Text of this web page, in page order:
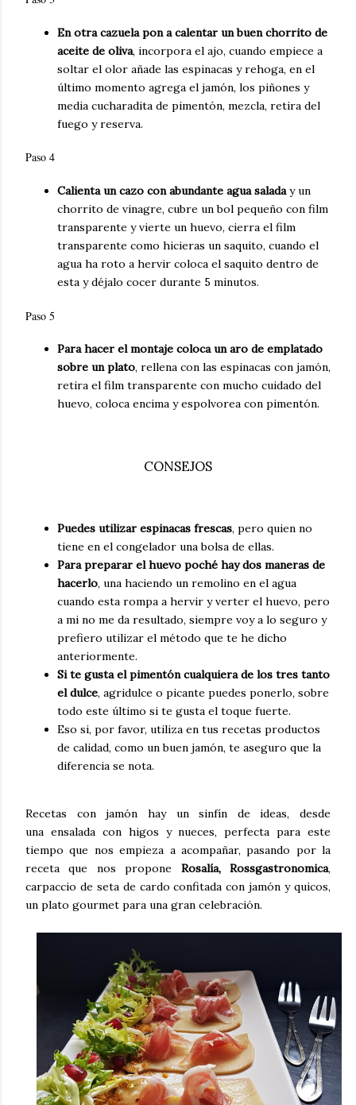
En otra cazuela pon a calentar un buen chorrito de
aceite de oliva, incorpora el ajo, cuando empiece a
soltar el olor añade las espinacas y rehoga, en el
último momento agrega el jamón, los piñones y
media cucharadita de pimentón, mezcla, retira del
fuego y reserva.
Paso 4
Calienta un cazo con abundante agua saladay un
chorrito de vinagre, cubre un bol pequeño con film
transparente y vierte un huevo, cierra el film
transparente como hicieras un saquito, cuando el
agua ha roto a hervir coloca el saquito dentro de
esta y déjalo cocer durante 5 minutos.
Paso 5
Para hacer el montaje coloca un aro de emplatado
sobre un plato, rellena con las espinacas con jamón,
retira el film transparente con mucho cuidado del
huevo, coloca encima y espolvorea con pimentón.
CONSEJOS
Puedes utilizar espinacas frescas, pero quien no
tiene en el congelador una bolsa de ellas.
Para preparar el huevo poché hay dos maneras de
hacerlo, una haciendo un remolino en el agua
cuando esta rompa a hervir y verter el huevo, pero
a mi no me da resultado, siempre voy a lo seguro y
prefiero utilizar el método que te he dicho
anteriormente.
Si te gusta el pimentón cualquiera de los tres tanto
el dulce, agridulce o picante puedes ponerlo, sobre
todo este último si te gusta el toque fuerte.
Eso si, por favor, utiliza en tus recetas productos
de calidad, como un buen jamón, te aseguro que la
diferencia se nota.
Recetas con jamón hay un sinfín de ideas, desde
una ensalada con higos y nueces, perfecta para este
tiempo que nos empieza a acompañar, pasando por la
receta que nos propone Rosalía, Rossgastronomica,
carpaccio de seta de cardo confitada con jamón y quicos,
un plato gourmet para una gran celebración.